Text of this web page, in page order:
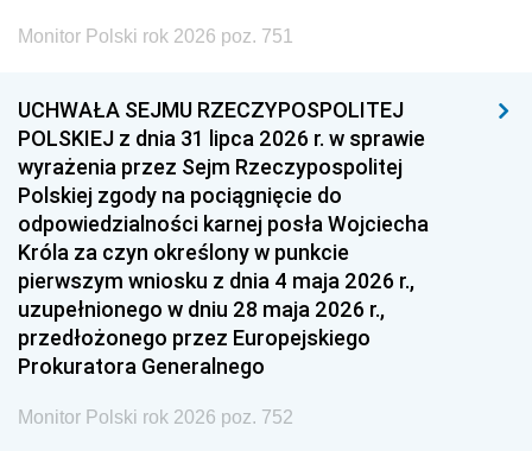
Monitor Polski rok 2026 poz. 751
UCHWAŁA SEJMU RZECZYPOSPOLITEJ
POLSKIEJ z dnia 31 lipca 2026 r. w sprawie
wyrażenia przez Sejm Rzeczypospolitej
Polskiej zgody na pociągnięcie do
odpowiedzialności karnej posła Wojciecha
Króla za czyn określony w punkcie
pierwszym wniosku z dnia 4 maja 2026 r.,
uzupełnionego w dniu 28 maja 2026 r.,
przedłożonego przez Europejskiego
Prokuratora Generalnego
Monitor Polski rok 2026 poz. 752